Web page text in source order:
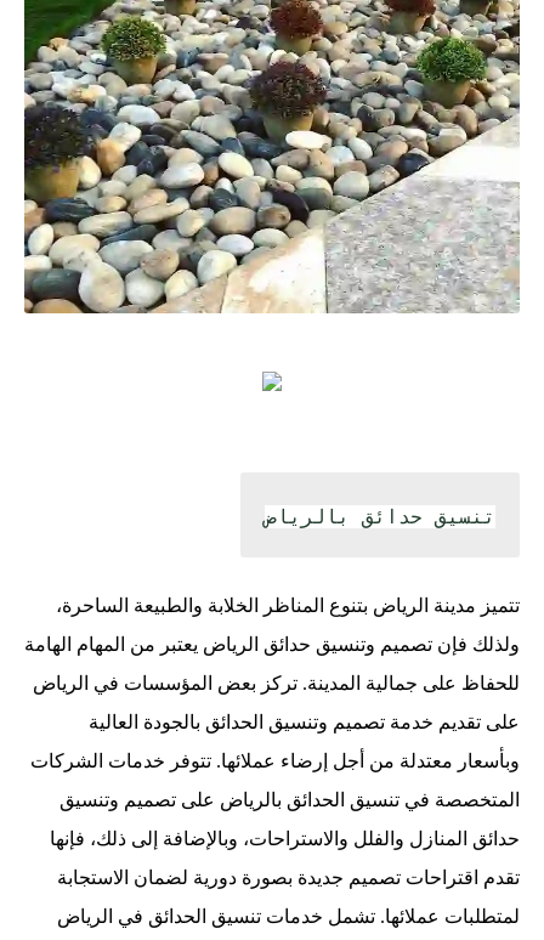
تنسيق حدائق بالرياض
تتميز مدينة الرياض بتنوع المناظر الخلابة والطبيعة الساحرة،
ولذلك فإن تصميم وتنسيق حدائق الرياض يعتبر من المهام الهامة
للحفاظ على جمالية المدينة. تركز بعض المؤسسات في الرياض
على تقديم خدمة تصميم وتنسيق الحدائق بالجودة العالية
وبأسعار معتدلة من أجل إرضاء عملائها. تتوفر خدمات الشركات
المتخصصة في تنسيق الحدائق بالرياض على تصميم وتنسيق
حدائق المنازل والفلل والاستراحات، وبالإضافة إلى ذلك، فإنها
تقدم اقتراحات تصميم جديدة بصورة دورية لضمان الاستجابة
لمتطلبات عملائها. تشمل خدمات تنسيق الحدائق في الرياض